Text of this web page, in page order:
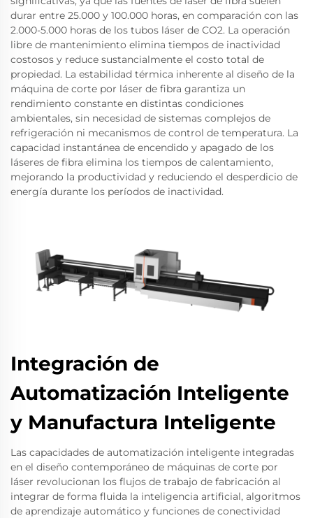
durar entre 25.000 y 100.000 horas, en comparación con las
2.000-5.000 horas de los tubos láser de CO2. La operación
libre de mantenimiento elimina tiempos de inactividad
costosos y reduce sustancialmente el costo total de
propiedad. La estabilidad térmica inherente al diseño de la
máquina de corte por láser de fibra garantiza un
rendimiento constante en distintas condiciones
ambientales, sin necesidad de sistemas complejos de
refrigeración ni mecanismos de control de temperatura. La
capacidad instantánea de encendido y apagado de los
láseres de fibra elimina los tiempos de calentamiento,
mejorando la productividad y reduciendo el desperdicio de
energía durante los períodos de inactividad.
Integración de
Automatización Inteligente
y Manufactura Inteligente
Las capacidades de automatización inteligente integradas
en el diseño contemporáneo de máquinas de corte por
láser revolucionan los flujos de trabajo de fabricación al
integrar de forma fluida la inteligencia artificial, algoritmos
de aprendizaje automático y funciones de conectividad